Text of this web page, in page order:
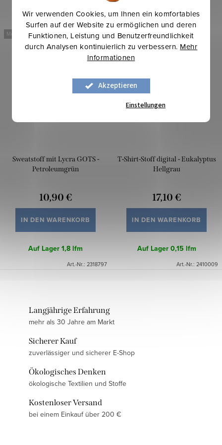
Wir verwenden Cookies, um Ihnen ein komfortables
Surfen auf der Website zu ermöglichen und deren
Funktionen, Leistung und Benutzerfreundlichkeit
durch Analysen kontinuierlich zu verbessern. Mehr
Informationen
Akzeptieren
Einstellungen
Mehr für weniger
Sweatstoff mit Lycra GOTS -
Petroleumgrün
10,90 €
IN DEN WARENKORB
Auf Lager 1,8 lfm
Art.-Nr.: 2318797
Mehr für weniger
T-Shirt-Stoff digital - Eukalyptus
Hellgrau
17,10 €
IN DEN WARENKORB
Auf Lager 0,15 lfm
Art.-Nr.: 2410009
Langjährige Erfahrung
mehr als 30 Jahre am Markt
Sicherer Kauf
zuverlässiger und sicherer E-Shop
Ökologisches Denken
ökologische Textilien und Stoffe
Kostenloser Versand
bei einem Einkauf über 200 €